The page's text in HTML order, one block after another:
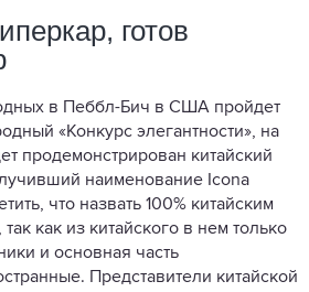
в Пеббл-Бич в США пройдет
«Конкурс элегантности», на
продемонстрирован китайский
наименование Icona
что назвать 100% китайским
как из китайского в нем только
и основная часть
Представители китайской